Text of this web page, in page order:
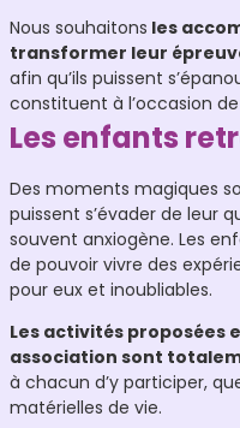
Nous souhaitons les
transformer leur
afin qu’ils puissent
constituent à l’occasion
Les enfants
Des moments magiques
puissent s’évader de leur
souvent anxiogène. Les
de pouvoir vivre des
pour eux et inoubliables.
Les activités proposées
association sont
à chacun d’y participer,
matérielles de vie.